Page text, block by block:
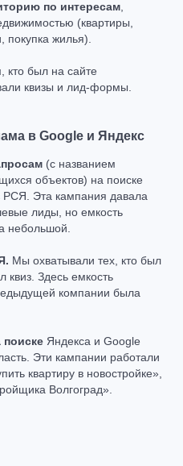
по интересам
(квартиры,
покупка жилья).
кто был на сайте
квизы и лид-формы.
в Google и Яндекс
(с названием
объектов) на поиске
РСЯ. Эта кампания давала
лиды, но емкость
небольшой.
Мы охватывали тех, кто был
квиз. Здесь емкость
компании была
поиске Яндекса и Google
Эти кампании работали
квартиру в новостройке»,
Волгоград».